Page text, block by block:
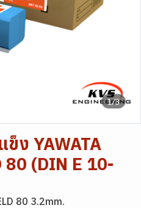
1/3
ง YAWATA
80 (DIN E 10-
80 3.2mm.